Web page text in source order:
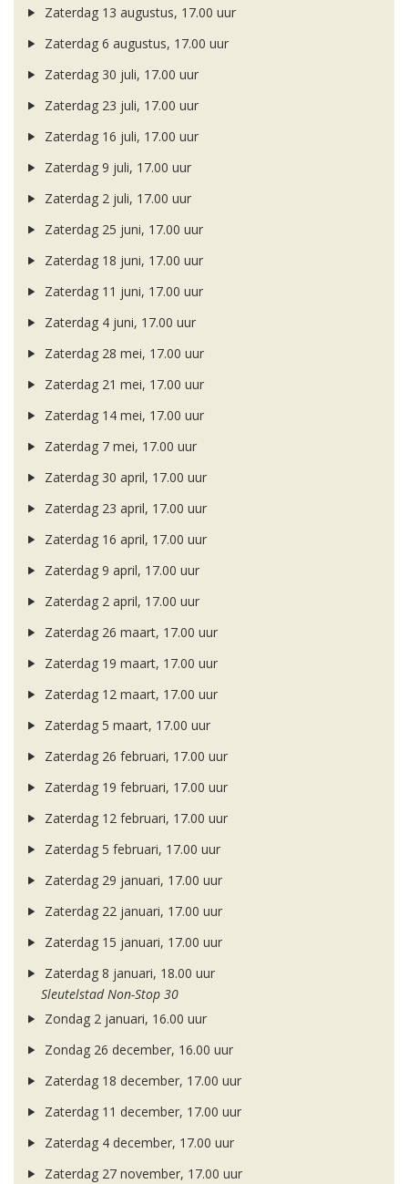
Zaterdag 13 augustus, 17.00 uur
Zaterdag 6 augustus, 17.00 uur
Zaterdag 30 juli, 17.00 uur
Zaterdag 23 juli, 17.00 uur
Zaterdag 16 juli, 17.00 uur
Zaterdag 9 juli, 17.00 uur
Zaterdag 2 juli, 17.00 uur
Zaterdag 25 juni, 17.00 uur
Zaterdag 18 juni, 17.00 uur
Zaterdag 11 juni, 17.00 uur
Zaterdag 4 juni, 17.00 uur
Zaterdag 28 mei, 17.00 uur
Zaterdag 21 mei, 17.00 uur
Zaterdag 14 mei, 17.00 uur
Zaterdag 7 mei, 17.00 uur
Zaterdag 30 april, 17.00 uur
Zaterdag 23 april, 17.00 uur
Zaterdag 16 april, 17.00 uur
Zaterdag 9 april, 17.00 uur
Zaterdag 2 april, 17.00 uur
Zaterdag 26 maart, 17.00 uur
Zaterdag 19 maart, 17.00 uur
Zaterdag 12 maart, 17.00 uur
Zaterdag 5 maart, 17.00 uur
Zaterdag 26 februari, 17.00 uur
Zaterdag 19 februari, 17.00 uur
Zaterdag 12 februari, 17.00 uur
Zaterdag 5 februari, 17.00 uur
Zaterdag 29 januari, 17.00 uur
Zaterdag 22 januari, 17.00 uur
Zaterdag 15 januari, 17.00 uur
Zaterdag 8 januari, 18.00 uur
Sleutelstad Non-Stop 30
Zondag 2 januari, 16.00 uur
Zondag 26 december, 16.00 uur
Zaterdag 18 december, 17.00 uur
Zaterdag 11 december, 17.00 uur
Zaterdag 4 december, 17.00 uur
Zaterdag 27 november, 17.00 uur